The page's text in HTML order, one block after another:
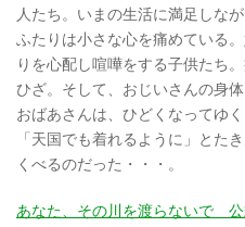
人たち。いまの生活に満足しな
ふたりは小さな心を痛めている
りを心配し喧嘩をする子供たち
ひざ。そして、おじいさんの身
おばあさんは、ひどくなってゆ
「天国でも着れるように」とた
くべるのだった・・・。
あなた、その川を渡らないで 公